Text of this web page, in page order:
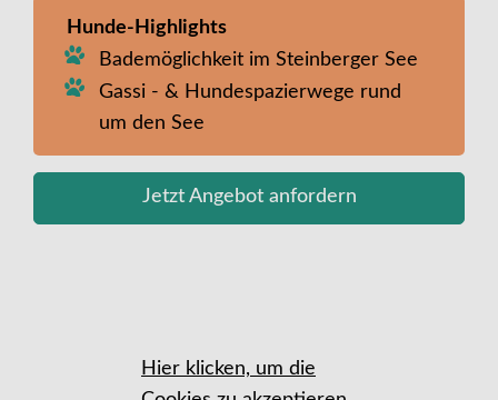
Hunde-Highlights
Bademöglichkeit im Steinberger See
Gassi - & Hundespazierwege rund
um den See
Jetzt Angebot anfordern
Hier klicken, um die